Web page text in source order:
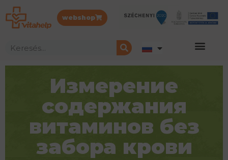
webshop
Измерение
содержания
витаминов без
забора крови